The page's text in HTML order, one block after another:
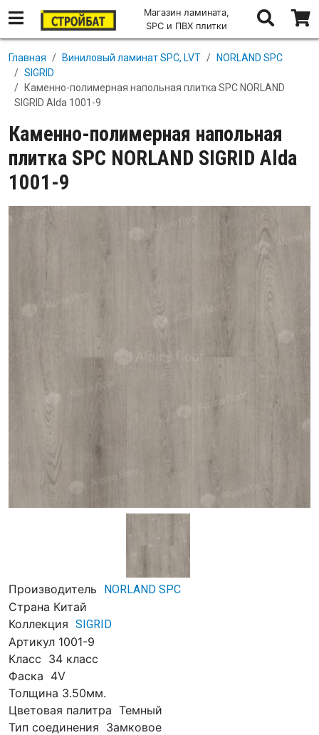
Магазин ламината,
SPC и ПВХ плитки
Главная Виниловый ламинат SPC, LVT
NORLAND SPC
SIGRID
Каменно-полимерная напольная плитка SPC NORLAND
SIGRID Alda 1001-9
Каменно-полимерная напольная
плитка SPC NORLAND SIGRID Alda
1001-9
Производитель NORLAND SPC
Страна Китай
Коллекция SIGRID
Артикул 1001-9
Класс 34 класс
Фаска 4V
Толщина 3.50мм.
Цветовая палитра Темный
Тип соединения Замковое